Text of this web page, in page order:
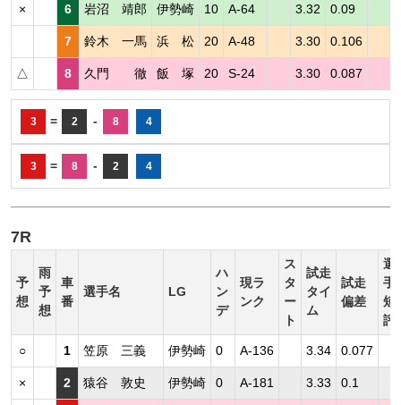
× 6 岩沼 靖郎 伊勢崎 10 A-64 3.32 0.09
7 鈴木 一馬 浜 松 20 A-48 3.30 0.106
△ 8 久門 徹 飯 塚 20 S-24 3.30 0.087
3 = 2 - 8 4
3 = 8 - 2 4
7R
予
想
雨
予
想
車
番
選手名 LG
ハ
ン
デ
現ラ
ンク
ス
タ
ー
ト
試走
タイ
ム
試走
偏差
選
手
短
評
○ 1 笠原 三義 伊勢崎 0 A-136 3.34 0.077
× 2 猿谷 敦史 伊勢崎 0 A-181 3.33 0.1